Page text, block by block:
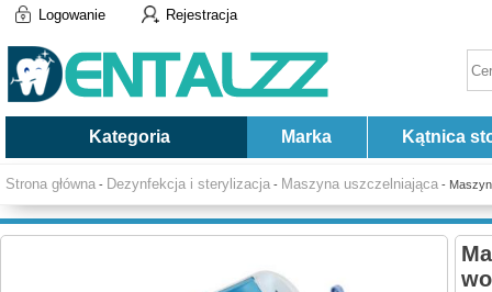
Logowanie Rejestracja
Kategoria Marka Kątnica
Strona główna - Dezynfekcja i sterylizacja - Maszyna uszczelniająca -